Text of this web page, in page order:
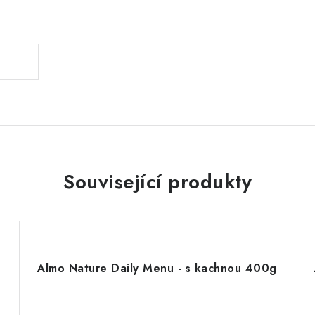
Související produkty
Almo Nature Daily Menu - s kachnou 400g